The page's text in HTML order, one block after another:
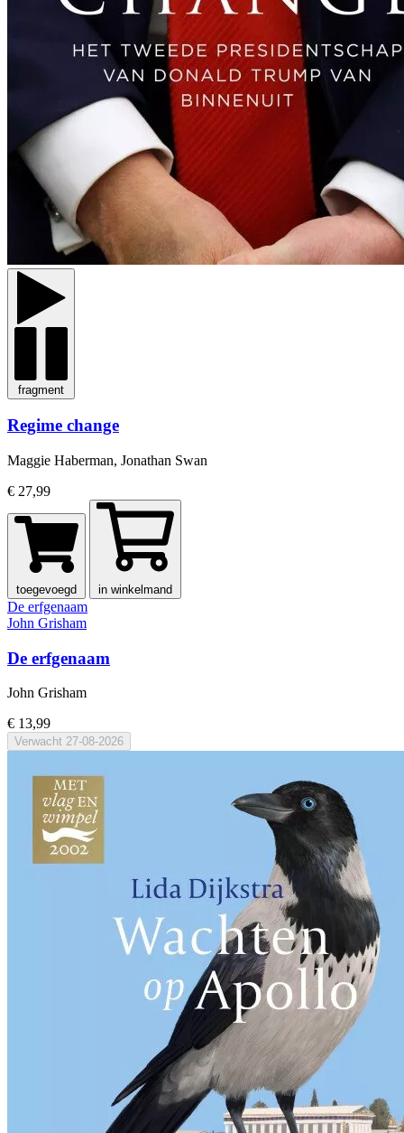
fragment
Regime change
Maggie Haberman, Jonathan Swan
€ 27,99
toegevoegd in winkelmand
De erfgenaam
John Grisham
De erfgenaam
John Grisham
€ 13,99
Verwacht 27-08-2026